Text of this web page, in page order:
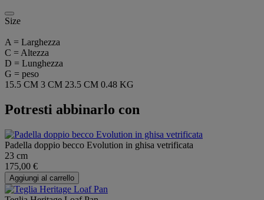
Size
A = Larghezza
C = Altezza
D = Lunghezza
G = peso
15.5 CM 3 CM 23.5 CM 0.48 KG
Potresti abbinarlo con
Padella doppio becco Evolution in ghisa vetrificata
23 cm
175,00 €
Aggiungi al carrello